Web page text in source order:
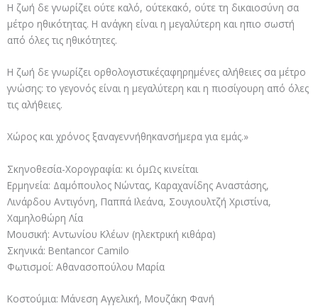
Η ζωή δε γνωρίζει ούτε καλό, ούτεκακό, ούτε τη δικαιοσύνη σα
μέτρο ηθικότητας. Η ανάγκη είναι η μεγαλύτερη και ηπιο σωστή
από όλες τις ηθικότητες.
Η ζωή δε γνωρίζει ορθολογιστικέςαφηρημένες αλήθειες σα μέτρο
γνώσης: το γεγονός είναι η μεγαλύτερη και η πιοσίγουρη από όλες
τις αλήθειες.
Χώρος και χρόνος ξαναγεννήθηκανσήμερα για εμάς.»
Σκηνοθεσία-Χορογραφία: κι όμΩς κινείται
Ερμηνεία: Δαμόπουλος Νώντας, Καραχανίδης Αναστάσης,
Λινάρδου Αντιγόνη, Παππά Ιλεάνα, Σουγιουλτζή Χριστίνα,
Χαμηλοθώρη Λία
Μουσική: Αντωνίου Κλέων (ηλεκτρική κιθάρα)
Σκηνικά: Bentancor Camilo
Φωτισμοί: Αθανασοπούλου Μαρία
Κοστούμια: Μάνεση Αγγελική, Μουζάκη Φανή